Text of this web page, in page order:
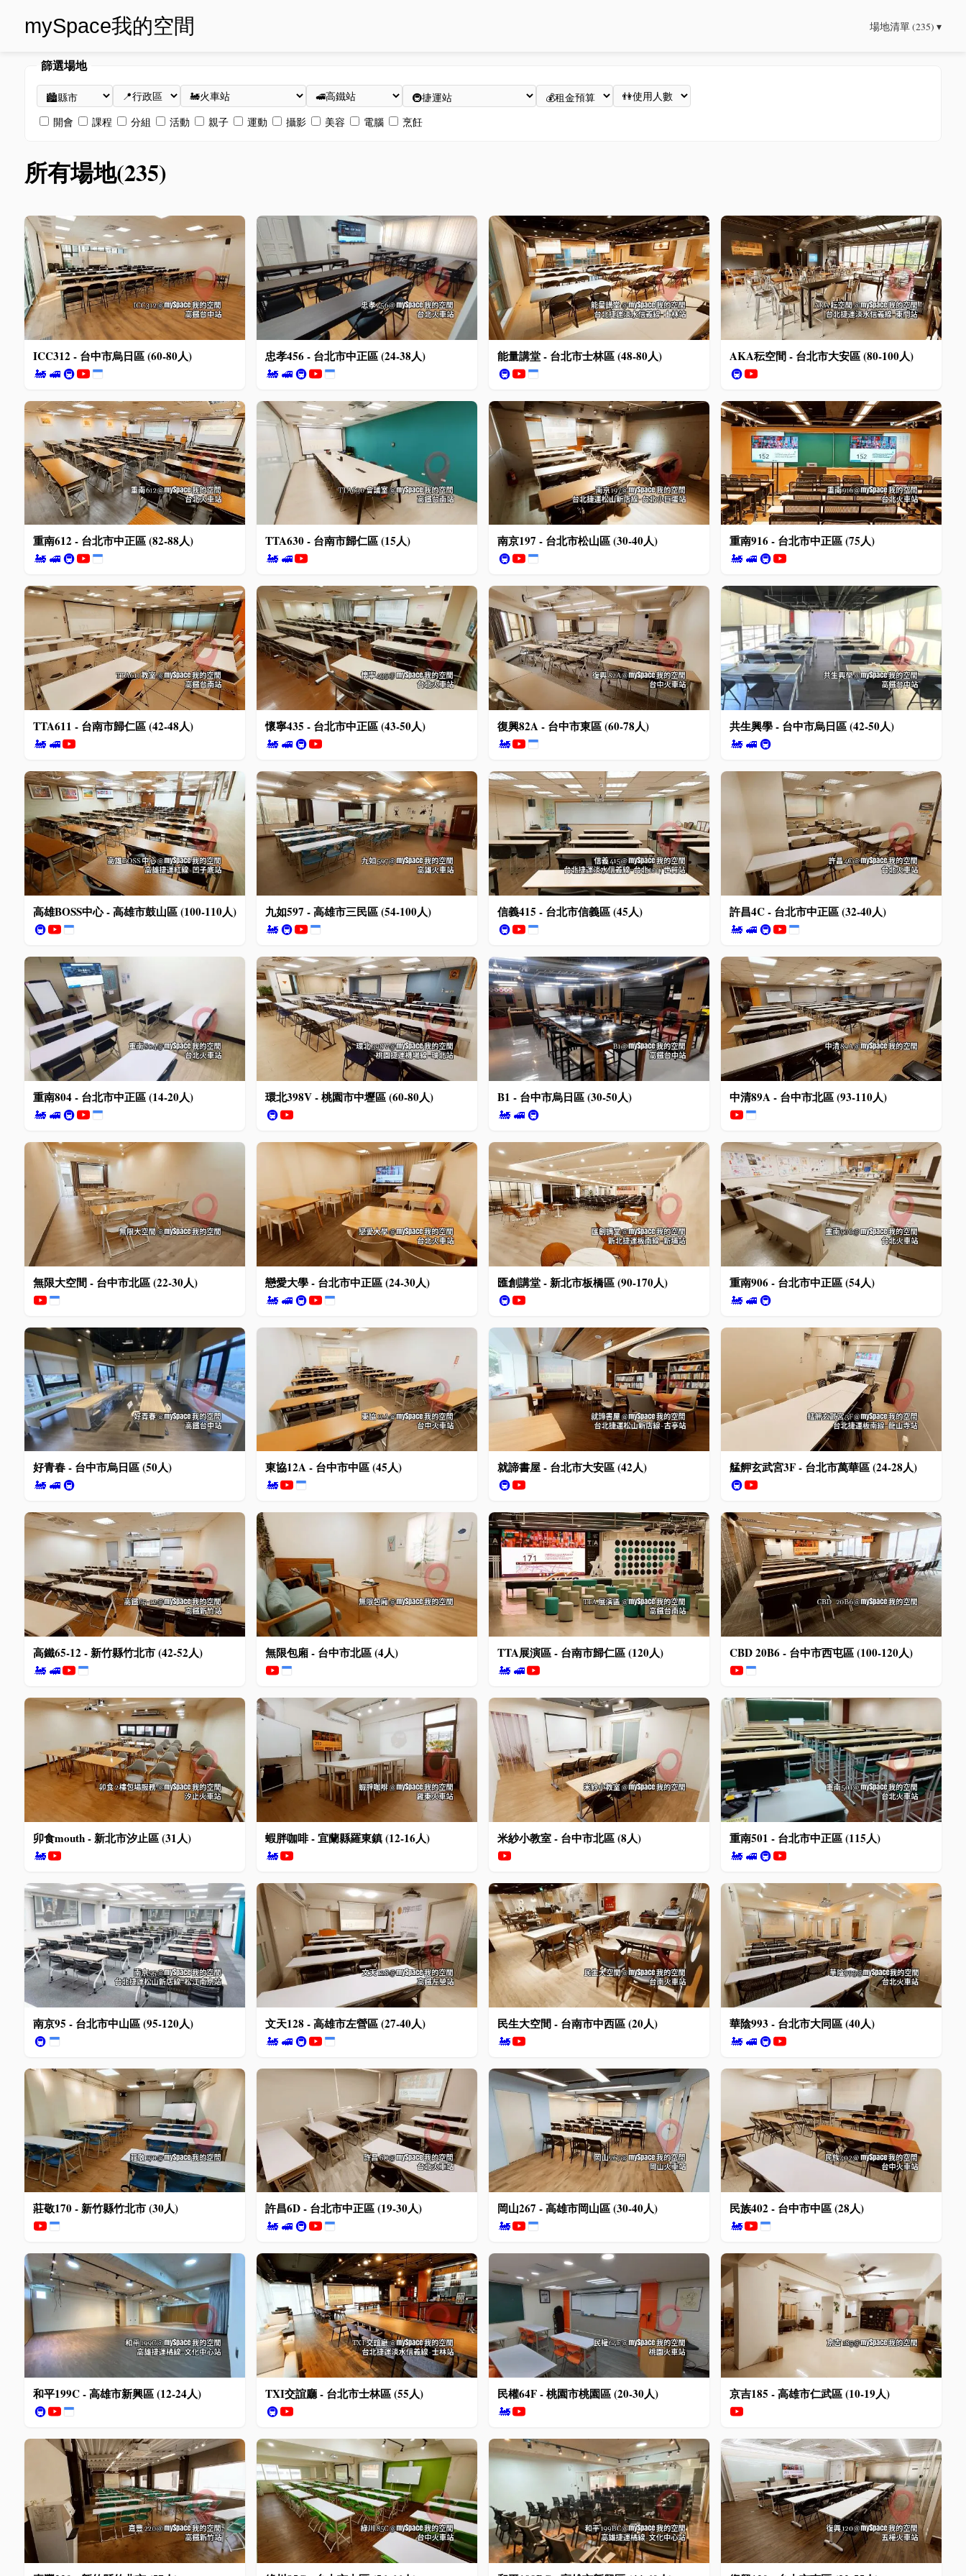
mySpace我的空間 場地清單 (235) ▾
篩選場地
開會 課程 分組 活動 親子 運動 攝影 美容 電腦 烹飪
所有場地(235)
ICC312 - 台中市烏日區 (60-80人)
🚂 🚅 🚇
忠孝456 - 台北市中正區 (24-38人)
🚂 🚅 🚇
能量講堂 - 台北市士林區 (48-80人)
🚇
AKA秐空間 - 台北市大安區 (80-100人)
🚇
重南612 - 台北市中正區 (82-88人)
🚂 🚅 🚇
TTA630 - 台南市歸仁區 (15人)
🚂 🚅
南京197 - 台北市松山區 (30-40人)
🚇
重南916 - 台北市中正區 (75人)
🚂 🚅🚇
TTA611 - 台南市歸仁區 (42-48人)
🚂 🚅
懷寧435 - 台北市中正區 (43-50人)
🚂 🚅 🚇
復興82A - 台中市東區 (60-78人)
🚂
共生興學 - 台中市烏日區 (42-50人)
🚂 🚅🚇
高雄BOSS中心 - 高雄市鼓山區 (100-110人)
🚇
九如597 - 高雄市三民區 (54-100人)
🚂 🚇
信義415 - 台北市信義區 (45人)
🚇
許昌4C - 台北市中正區 (32-40人)
🚂 🚅🚇
重南804 - 台北市中正區 (14-20人)
🚂 🚅 🚇
環北398V - 桃園市中壢區 (60-80人)
🚇
B1 - 台中市烏日區 (30-50人)
🚂 🚅🚇
中清89A - 台中市北區 (93-110人)
無限大空間 - 台中市北區 (22-30人) 戀愛大學 - 台北市中正區 (24-30人)
🚂 🚅 🚇
匯創講堂 - 新北市板橋區 (90-170人)
🚇
重南906 - 台北市中正區 (54人)
🚂 🚅🚇
好青春 - 台中市烏日區 (50人)
🚂 🚅 🚇
東協12A - 台中市中區 (45人)
🚂
就諦書屋 - 台北市大安區 (42人)
🚇
艋舺玄武宮3F - 台北市萬華區 (24-28人)
🚇
高鐵65-12 - 新竹縣竹北市 (42-52人)
🚂 🚅
無限包廂 - 台中市北區 (4人) TTA展演區 - 台南市歸仁區 (120人)
🚂 🚅
CBD 20B6 - 台中市西屯區 (100-120人)
卯食mouth - 新北市汐止區 (31人)
🚂
蝦胖咖啡 - 宜蘭縣羅東鎮 (12-16人)
🚂
米紗小教室 - 台中市北區 (8人) 重南501 - 台北市中正區 (115人)
🚂 🚅🚇
南京95 - 台北市中山區 (95-120人)
🚇
文天128 - 高雄市左營區 (27-40人)
🚂 🚅 🚇
民生大空間 - 台南市中西區 (20人)
🚂
華陰993 - 台北市大同區 (40人)
🚂 🚅🚇
莊敬170 - 新竹縣竹北市 (30人) 許昌6D - 台北市中正區 (19-30人)
🚂 🚅 🚇
岡山267 - 高雄市岡山區 (30-40人)
🚂
民族402 - 台中市中區 (28人)
🚂
和平199C - 高雄市新興區 (12-24人)
🚇
TXI交誼廳 - 台北市士林區 (55人)
🚇
民權64F - 桃園市桃園區 (20-30人)
🚂
京吉185 - 高雄市仁武區 (10-19人)